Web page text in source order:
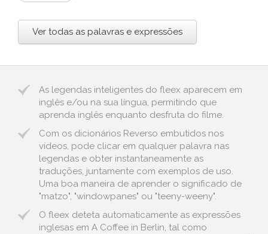
Ver todas as palavras e expressões
As legendas inteligentes do fleex aparecem em
inglês e/ou na sua língua, permitindo que
aprenda inglês enquanto desfruta do filme.
Com os dicionários Reverso embutidos nos
vídeos, pode clicar em qualquer palavra nas
legendas e obter instantaneamente as
traduções, juntamente com exemplos de uso.
Uma boa maneira de aprender o significado de
"matzo", "windowpanes" ou "teeny-weeny".
O fleex deteta automaticamente as expressões
inglesas em A Coffee in Berlin, tal como